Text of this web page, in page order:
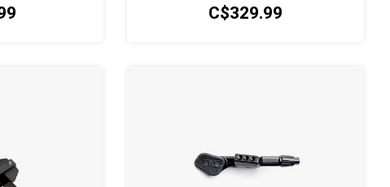
C$329.99